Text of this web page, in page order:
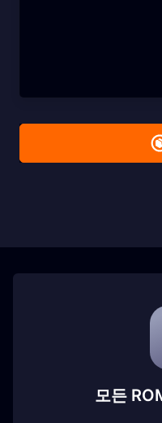
Remove
모든